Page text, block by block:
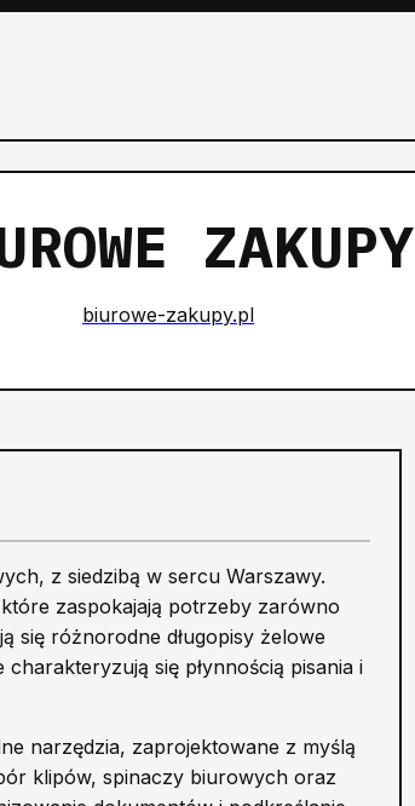
ZAKUPY
biurowe-zakupy.pl
z siedzibą w sercu Warszawy.
zaspokajają potrzeby zarówno
się różnorodne długopisy żelowe
się płynnością pisania i
narzędzia, zaprojektowane z myślą
klipów, spinaczy biurowych oraz